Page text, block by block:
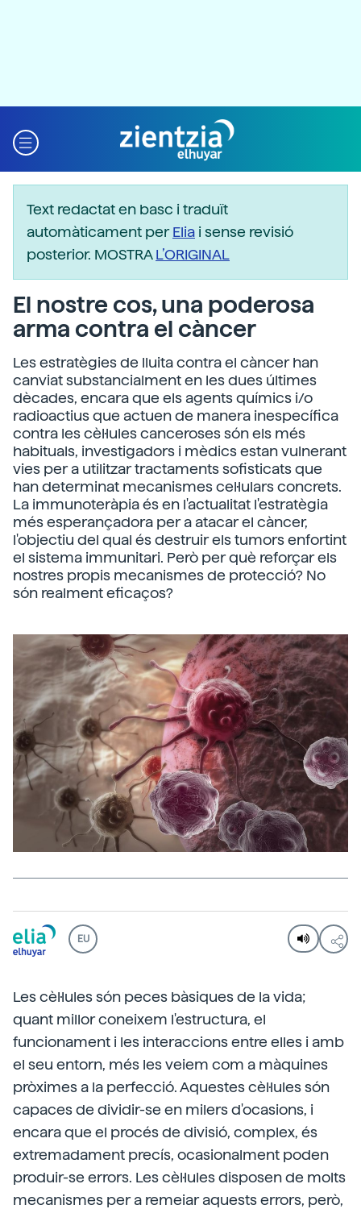
Text redactat en basc i traduït
automàticament perElia i sense revisió
posterior. MOSTRAL’ORIGINAL
El nostre cos, una poderosa
arma contra el càncer
Les estratègies de lluita contra el càncer han
canviat substancialment en les dues últimes
dècades, encara que els agents químics i/o
radioactius que actuen de manera inespecífica
contra les cèl·lules canceroses són els més
habituals, investigadors i mèdics estan vulnerant
vies per a utilitzar tractaments sofisticats que
han determinat mecanismes cel·lulars concrets.
La immunoteràpia és en l'actualitat l'estratègia
més esperançadora per a atacar el càncer,
l'objectiu del qual és destruir els tumors enfortint
el sistema immunitari. Però per què reforçar els
nostres propis mecanismes de protecció? No
són realment eficaços?
EU
Les cèl·lules són peces bàsiques de la vida;
quant millor coneixem l'estructura, el
funcionament i les interaccions entre elles i amb
el seu entorn, més les veiem com a màquines
pròximes a la perfecció. Aquestes cèl·lules són
capaces de dividir-se en milers d'ocasions, i
encara que el procés de divisió, complex, és
extremadament precís, ocasionalment poden
produir-se errors. Les cèl·lules disposen de molts
mecanismes per a remeiar aquests errors, però,